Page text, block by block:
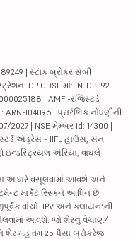
| સ્ટૉક બ્રોકર સેબી
DP CDSL માં: IN-DP-192-
| AMFI-રજિસ્ટર્ડ
104096 | પ્રારંભિક નોંધણીની
2027 | NSE મેમ્બર id: 14300 |
ઍડ્રેસ - IIFL હાઉસ, સન
ઇન્ડસ્ટ્રિયલ એરિયા, વાઘલે
આધારે વસૂલવામાં આવશે અને
માર્કેટ રિસ્કને આધિન છે,
વાંચો. IPV અને ક્લાયન્ટની
આવશે. જો શેરનું વેચાણ/
શેર મહત્તમ 25 પૈસા બ્રોકરેજ